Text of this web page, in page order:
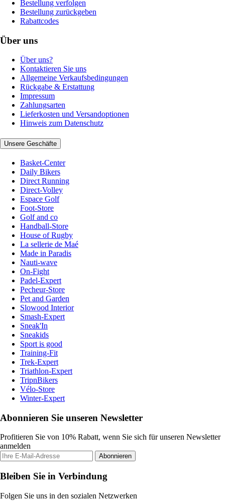
Bestellung verfolgen
Bestellung zurückgeben
Rabattcodes
Über uns
Über uns?
Kontaktieren Sie uns
Allgemeine Verkaufsbedingungen
Rückgabe & Erstattung
Impressum
Zahlungsarten
Lieferkosten und Versandoptionen
Hinweis zum Datenschutz
Unsere Geschäfte
Basket-Center
Daily Bikers
Direct Running
Direct-Volley
Espace Golf
Foot-Store
Golf and co
Handball-Store
House of Rugby
La sellerie de Maé
Made in Paradis
Nauti-wave
On-Fight
Padel-Expert
Pecheur-Store
Pet and Garden
Slowood Interior
Smash-Expert
Sneak'In
Sneakids
Sport is good
Training-Fit
Trek-Expert
Triathlon-Expert
TripnBikers
Vélo-Store
Winter-Expert
Abonnieren Sie unseren Newsletter
Profitieren Sie von 10% Rabatt, wenn Sie sich für unseren Newsletter
anmelden
Abonnieren
Bleiben Sie in Verbindung
Folgen Sie uns in den sozialen Netzwerken